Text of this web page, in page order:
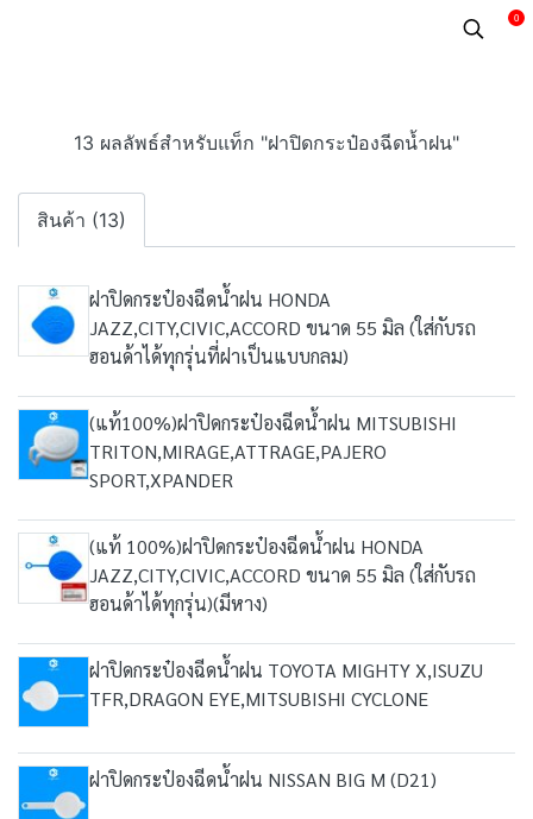
0
13 ผลลัพธ์สำหรับแท็ก "ฝาปิดกระป๋องฉีดน้ำฝน"
สินค้า (13)
ฝาปิดกระป๋องฉีดน้ำฝน HONDA
JAZZ,CITY,CIVIC,ACCORD ขนาด 55 มิล (ใส่กับรถ
ฮอนด้าได้ทุกรุ่นที่ฝาเป็นแบบกลม)
(แท้100%)ฝาปิดกระป๋องฉีดน้ำฝน MITSUBISHI
TRITON,MIRAGE,ATTRAGE,PAJERO
SPORT,XPANDER
(แท้ 100%)ฝาปิดกระป๋องฉีดน้ำฝน HONDA
JAZZ,CITY,CIVIC,ACCORD ขนาด 55 มิล (ใส่กับรถ
ฮอนด้าได้ทุกรุ่น)(มีหาง)
ฝาปิดกระป๋องฉีดน้ำฝน TOYOTA MIGHTY X,ISUZU
TFR,DRAGON EYE,MITSUBISHI CYCLONE
ฝาปิดกระป๋องฉีดน้ำฝน NISSAN BIG M (D21)